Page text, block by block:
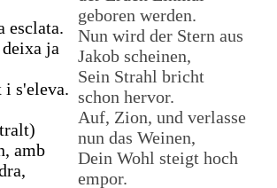
esclata.
ja
i s'eleva.
amb
geboren werden.
Nun wird der Stern aus
Jakob scheinen,
Sein Strahl bricht
schon hervor.
Auf, Zion, und verlasse
nun das Weinen,
Dein Wohl steigt hoch
empor.